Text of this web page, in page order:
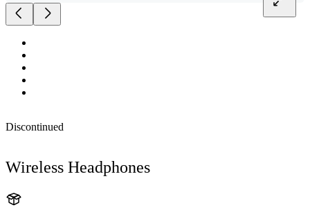
Discontinued
Wireless Headphones